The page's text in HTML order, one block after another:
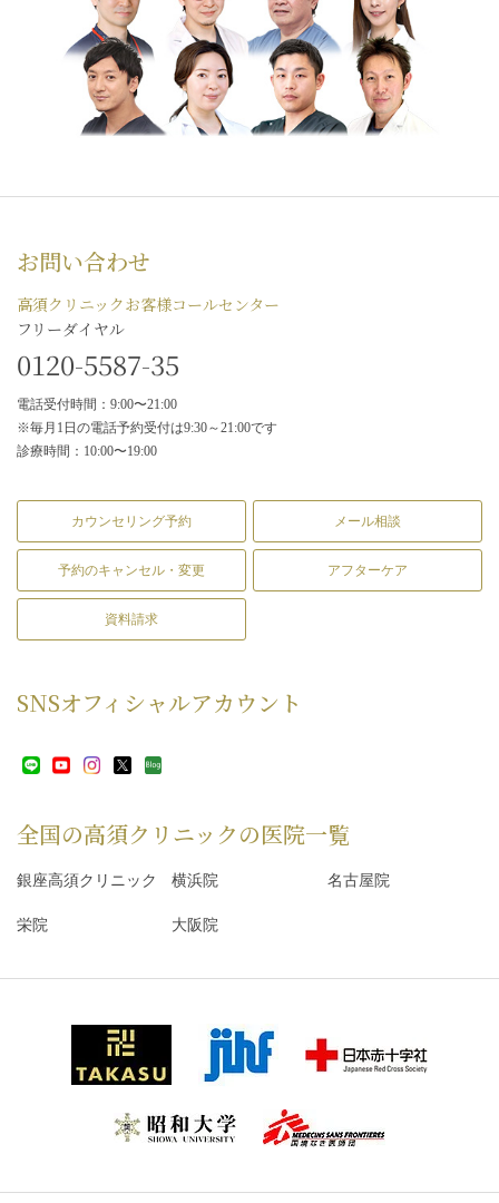
お問い合わせ
高須クリニックお客様コールセンター
フリーダイヤル
0120-5587-35
電話受付時間：9:00〜21:00
※毎月1日の電話予約受付は9:30～21:00です
診療時間：10:00〜19:00
カウンセリング予約 メール相談
予約のキャンセル・変更 アフターケア
資料請求
SNSオフィシャルアカウント
全国の高須クリニックの医院一覧
銀座高須クリニック 横浜院 名古屋院
栄院 大阪院